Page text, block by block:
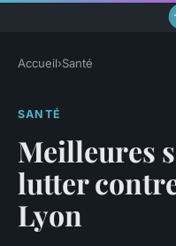
Accueil›Santé
SANTÉ
Meilleures
lutter
Lyon